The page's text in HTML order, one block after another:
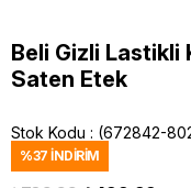
Beli Gizli Lastikli
Saten Etek
Stok Kodu (672842-
%37 İNDIRIM